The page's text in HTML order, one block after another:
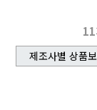
11
제조사별 상품